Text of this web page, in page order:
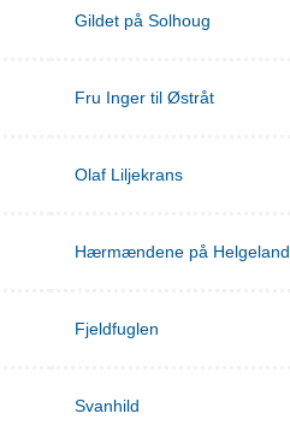
Gildet på Solhoug
Fru Inger til Østråt
Olaf Liljekrans
Hærmændene på Helgeland
Fjeldfuglen
Svanhild